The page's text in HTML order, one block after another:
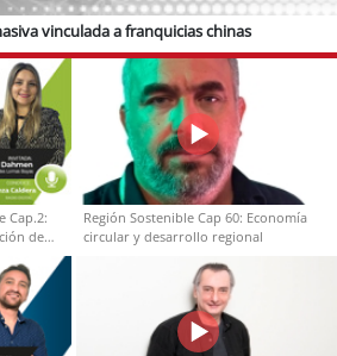
vinculada a franquicias chinas
Cap.2:
de
Región Sostenible Cap 60: Economía
circular y desarrollo regional